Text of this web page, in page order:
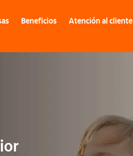
Beneficios Atención al cliente